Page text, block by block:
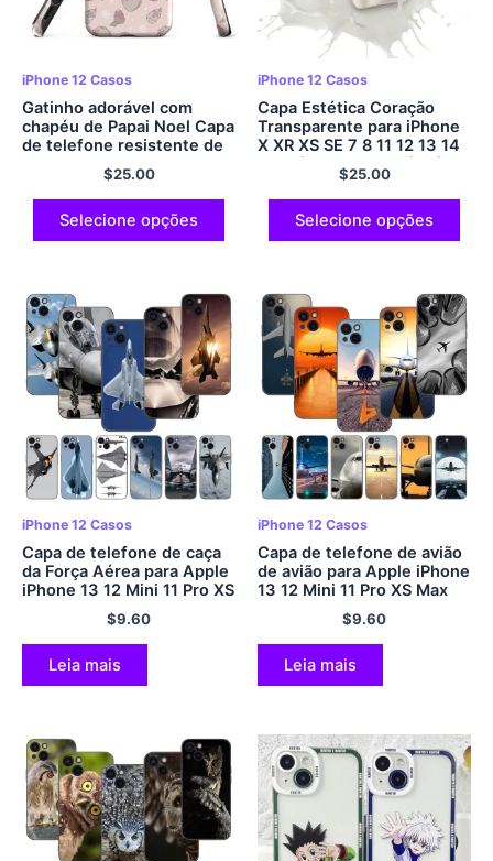
iPhone 12 Casos
Gatinho adorável com
chapéu de Papai Noel Capa
de telefone resistente de
Natal para iPhone X XR XS
SE 7 8 11 12 13 14 15 Pró
Mini Mais Pró Máx.
$25.00
Selecione opções
iPhone 12 Casos
Capa Estética Coração
Transparente para iPhone
X XR XS SE 7 8 11 12 13 14
15 Pró Mini Mais Pró Máx.
$25.00
Selecione opções
iPhone 12 Casos
Capa de telefone de caça
da Força Aérea para Apple
iPhone 13 12 Mini 11 Pro XS
Max XR X 8 7 6S 6 Mais 5S
5 SE 2020 Capa preta
macia em TPU
$9.60
Leia mais
iPhone 12 Casos
Capa de telefone de avião
de avião para Apple iPhone
13 12 Mini 11 Pro XS Max
XR X 8 7 6S 6 Mais 5S 5 SE
2020 Capa preta macia em
TPU
$9.60
Leia mais